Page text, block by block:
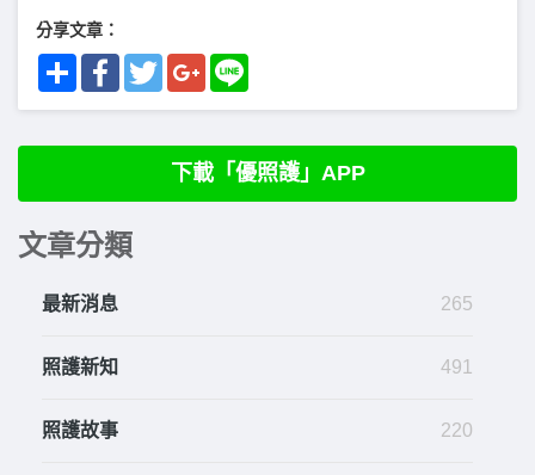
分享文章：
Share FacebookTwitterGoogle+
下載「優照護」APP
文章分類
最新消息 265
照護新知 491
照護故事 220